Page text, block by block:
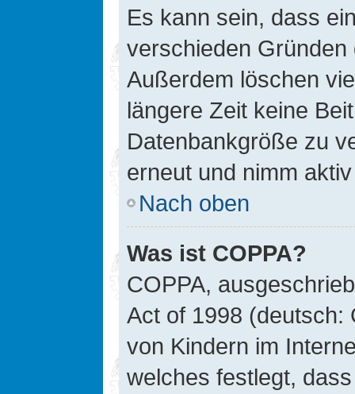
Es kann sein, dass
verschieden
Außerdem löschen
längere Zeit keine
Datenbankgröße zu
erneut und nimm
Nach oben
Was ist COPPA?
COPPA,
Act of 1998 (deutsch:
von Kindern im
welches festlegt,